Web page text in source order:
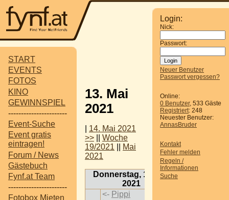
START
EVENTS
FOTOS
KINO
GEWINNSPIEL
-----------------------
Event-Suche
Event gratis
eintragen!
Forum / News
Gästebuch
Fynf.at Team
-----------------------
Fotobox Mieten
Login:
Nick:
Passwort:
Neuer Benutzer
Passwort vergessen?
Online:
0 Benutzer, 533 Gäste
Registriert: 248
Neuester Benutzer:
AnnasBruder
Kontakt
Fehler melden
Regeln /
Informationen
Suche
13. Mai
2021
14. Mai 2021
>>
Woche
19/2021
Mai
2021
Donnerstag, 13. Mai
2021
<- Pippi